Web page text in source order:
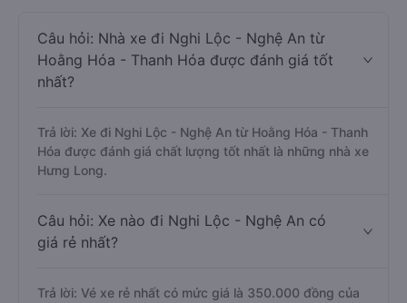
Câu hỏi: Nhà xe đi Nghi Lộc - Nghệ An từ
Hoằng Hóa - Thanh Hóa được đánh giá tốt
nhất?
Trả lời: Xe đi Nghi Lộc - Nghệ An từ Hoằng Hóa - Thanh
Hóa được đánh giá chất lượng tốt nhất là những nhà xe
Hưng Long.
Câu hỏi: Xe nào đi Nghi Lộc - Nghệ An có
giá rẻ nhất?
Trả lời: Vé xe rẻ nhất có mức giá là 350.000 đồng của